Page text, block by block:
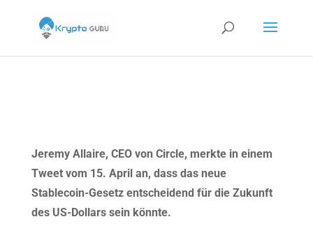
Jeremy Allaire, CEO von Circle, merkte in einem
Tweet vom 15. April an, dass das neue
Stablecoin-Gesetz entscheidend für die Zukunft
des US-Dollars sein könnte.